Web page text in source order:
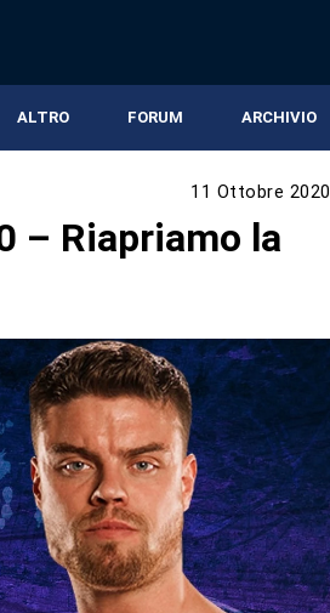
ALTRO FORUM ARCHIVIO
11 Ottobre 2020
– Riapriamo la